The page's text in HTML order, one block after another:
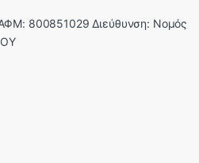
800851029 Διεύθυνση: Νομός